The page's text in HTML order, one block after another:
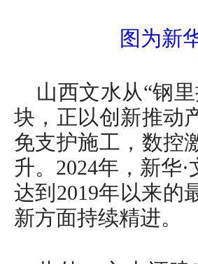
图为新
山西文水从“钢
块，正以创新推动
免支护施工，数控
升。2024年，新华
达到2019年以来的
新方面持续精进。